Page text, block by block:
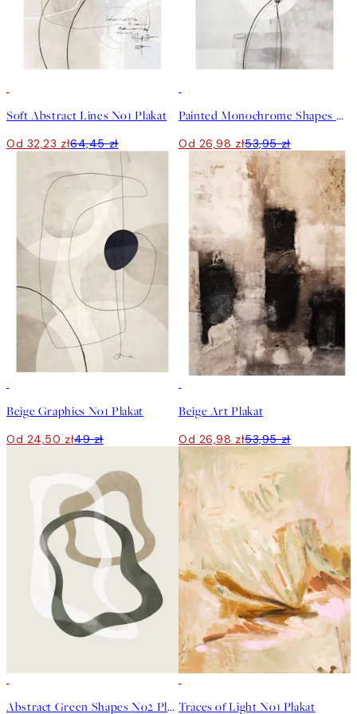
Soft Abstract Lines No1 Plakat
Od 32,23 zł64,45 zł
Painted Monochrome Shapes No2 Plakat
Od 26,98 zł53,95 zł
Beige Graphics No1 Plakat
Od 24,50 zł49 zł
Beige Art Plakat
Od 26,98 zł53,95 zł
Abstract Green Shapes No2 Plakat Traces of Light No1 Plakat